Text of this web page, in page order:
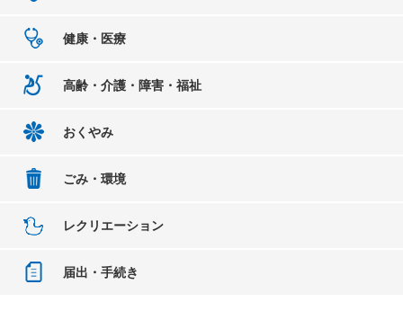
健康・医療
高齢・介護・障害・福祉
おくやみ
ごみ・環境
レクリエーション
届出・手続き